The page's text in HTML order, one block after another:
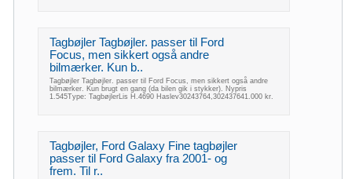
Tagbøjler Tagbøjler. passer til Ford
Focus, men sikkert også andre
bilmærker. Kun b..
Tagbøjler Tagbøjler. passer til Ford Focus, men sikkert også andre
bilmærker. Kun brugt en gang (da bilen gik i stykker). Nypris
1.545Type: TagbøjlerLis H.4690 Haslev30243764,302437641.000 kr.
Tagbøjler, Ford Galaxy Fine tagbøjler
passer til Ford Galaxy fra 2001- og
frem. Til r..